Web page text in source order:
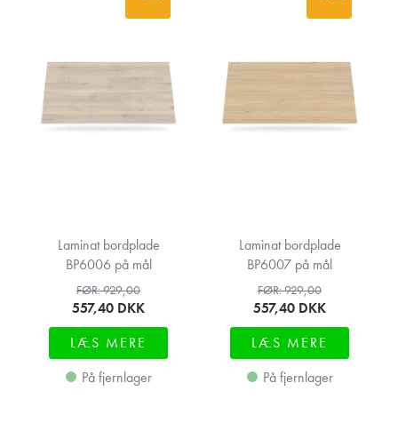
Laminat bordplade
BP6006 på mål
FØR: 929,00
557,40 DKK
LÆS MERE
På fjernlager
Laminat bordplade
BP6007 på mål
FØR: 929,00
557,40 DKK
LÆS MERE
På fjernlager